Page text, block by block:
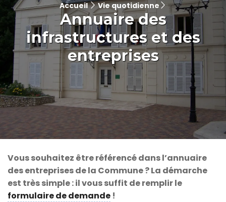
Accueil Vie quotidienne
Annuaire des
infrastructures et des
entreprises
Vous souhaitez être référencé dans l’annuaire
des entreprises de la Commune ? La démarche
est très simple : il vous suffit de remplir le
formulaire de demande !